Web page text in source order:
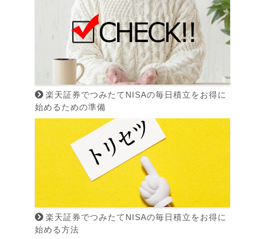
楽天証券でつみたてNISAの毎日積立をお得に
始めるための準備
楽天証券でつみたてNISAの毎日積立をお得に
始める方法